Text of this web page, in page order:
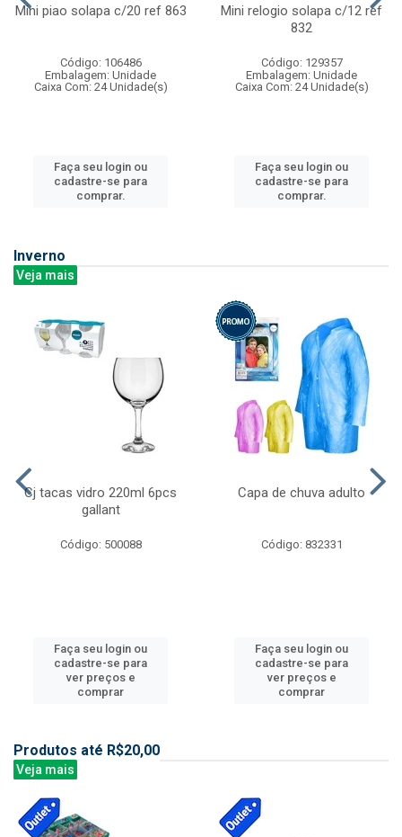
Mini piao solapa c/20 ref 863
Código: 106486
Embalagem: Unidade
Caixa Com: 24 Unidade(s)
Faça seu login ou
cadastre-se para
comprar.
Mini relogio solapa c/12 ref
832
Código: 129357
Embalagem: Unidade
Caixa Com: 24 Unidade(s)
Faça seu login ou
cadastre-se para
comprar.
Inverno
Veja mais
Cj tacas vidro 220ml 6pcs
gallant
Código: 500088
Faça seu login ou
cadastre-se para
ver preços e
comprar
Capa de chuva adulto
Código: 832331
Faça seu login ou
cadastre-se para
ver preços e
comprar
Produtos até R$20,00
Veja mais